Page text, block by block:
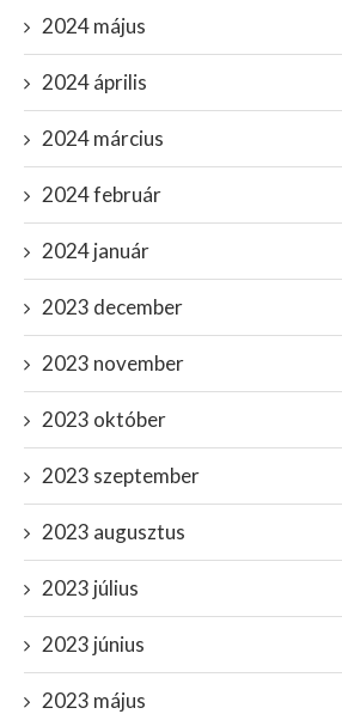
2024 május
2024 április
2024 március
2024 február
2024 január
2023 december
2023 november
2023 október
2023 szeptember
2023 augusztus
2023 július
2023 június
2023 május